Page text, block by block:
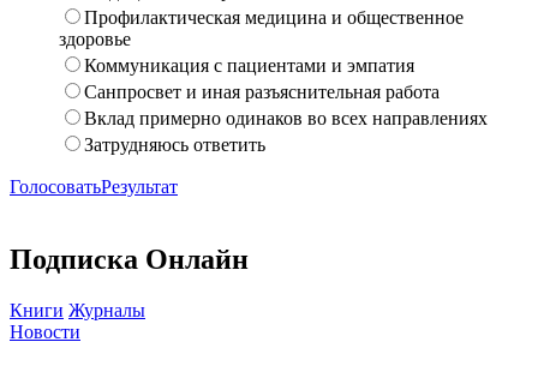
Профилактическая медицина и общественное
здоровье
Коммуникация с пациентами и эмпатия
Санпросвет и иная разъяснительная работа
Вклад примерно одинаков во всех направлениях
Затрудняюсь ответить
ГолосоватьРезультат
Подписка Онлайн
Книги Журналы
Новости